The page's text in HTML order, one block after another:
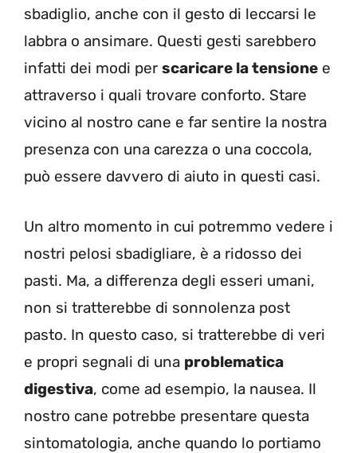
sbadiglio, anche con il gesto di leccarsi le
labbra o ansimare. Questi gesti sarebbero
infatti dei modi per scaricare la tensione e
attraverso i quali trovare conforto. Stare
vicino al nostro cane e far sentire la nostra
presenza con una carezza o una coccola,
può essere davvero di aiuto in questi casi.
Un altro momento in cui potremmo vedere i
nostri pelosi sbadigliare, è a ridosso dei
pasti. Ma, a differenza degli esseri umani,
non si tratterebbe di sonnolenza post
pasto. In questo caso, si tratterebbe di veri
e propri segnali di una problematica
digestiva, come ad esempio, la nausea. Il
nostro cane potrebbe presentare questa
sintomatologia, anche quando lo portiamo